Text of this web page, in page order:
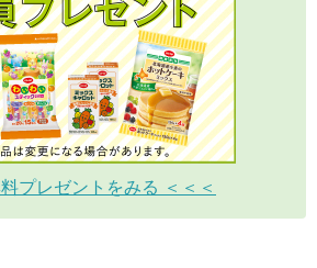
プレゼントをみる ＜＜＜